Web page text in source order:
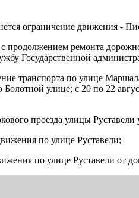
ограничение движения -
с продолжением ремонта
Государственной
транспорта по улице
улице; с 20 по 22
проезда улицы
по улице Руставели;
по улице Руставели от